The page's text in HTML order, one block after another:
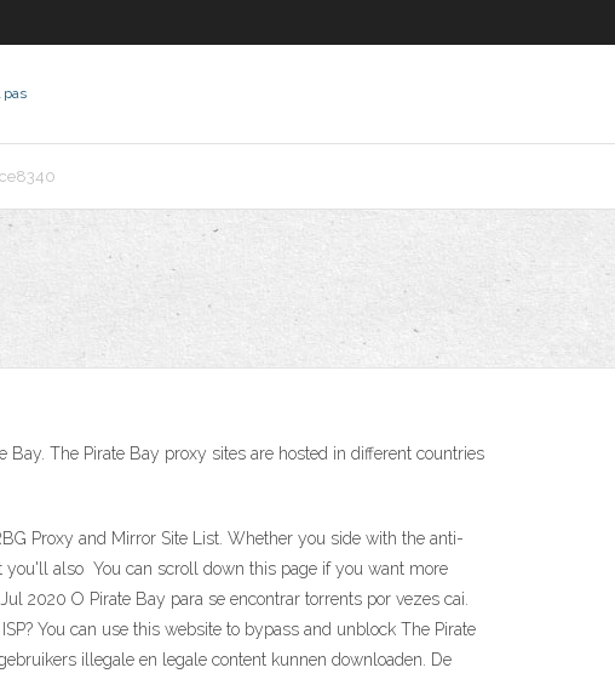
The Pirate Bay proxy sites are hosted in different countries
Proxy and Mirror Site List. Whether you side with the anti-
you'll also You can scroll down this page if you want more
2020 O Pirate Bay para se encontrar torrents por vezes cai.
You can use this website to bypass and unblock The Pirate
illegale en legale content kunnen downloaden. De